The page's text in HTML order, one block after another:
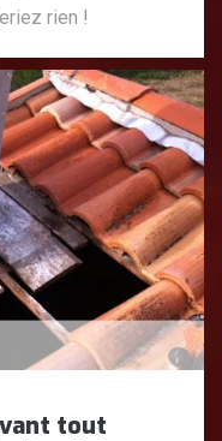
rien !
tout